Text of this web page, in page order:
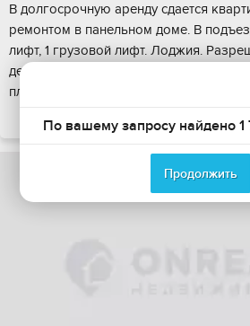
В долгосрочную аренду сдается
ремонтом в панельном доме. В
лифт, 1 грузовой лифт. Лоджия.
детьми. Установлена вся
плита, сплит система, стиралка...
ПОКАЗАТЬ НА
По вашему запросу найдено 1
Продолжить